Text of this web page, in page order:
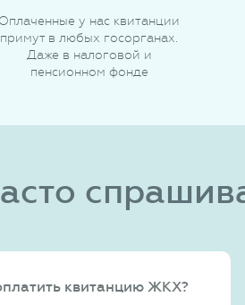
Оплаченные у нас квитанции
примут в любых госорганах.
Даже в налоговой и
пенсионном фонде
квитанцию ЖКХ?